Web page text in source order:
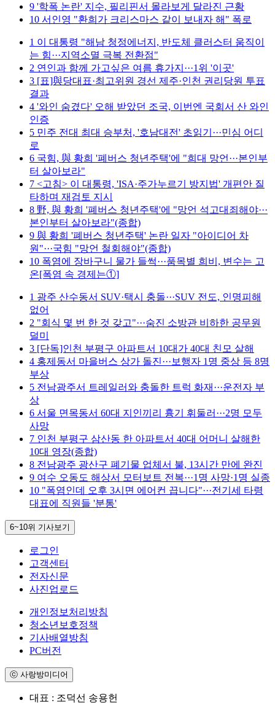
9 '학폭 논란' 지수, 필리핀서 몰라보게 달라진 근황
10 서인영 "환희가 크리스마스 같이 보내자 해" 폭로
1 이 대통령 "해남 청정에너지, 반도체 클러스터 움직이
는 힘···지역소멸 극복 전환점"
2 연인과 함께 가고싶은 여름 휴가지···1위 '이곳'
3 [표]與당대표·최고위원 경선 제주·인천 권리당원 투표
결과
4 '와인 숨겼다' 오해 받았던 조국, 이번엔 국회서 산 와인
인증
5 민주 전대 최대 승부처, '호남대전' 초읽기···민심 어디
로
6 국힘, 與 황희 '폐버스 청년주택'에 "희대 망언···본인부
터 살아보라"
7 <고침> 이 대통령, 'ISA·주가누르기 방지법' 개편안 질
타하며 재검토 지시
8 野, 與 황희 '폐버스 청년주택'에 "망언 석고대죄해야···
본인부터 살아보라"(종합)
9 與 황희 '폐버스 청년주택' 논란 일자 "아이디어 차
원"···국힘 "망언 철회해야"(종합)
10 폭염에 장바구니 물가 들썩···품목별 희비, 변수는 고
온[폭염 속 경제는①]
1 광주 산수동서 SUV·택시 충돌···SUV 전도, 인명피해
없어
2 "회식 몇 번 한 것 갖고"···숨진 소방관 비하한 공무원
덜미
3 [단독]인천 부평구 아파트서 10대가 40대 친모 살해
4 홍제동서 마을버스 상가 돌진···보행자 1명 중상 등 8명
부상
5 전남광주서 트레일러와 충돌한 트럭 화재···운전자 부
상
6 서울 면목동서 60대 지인끼리 흉기 휘둘러···2명 모두
사망
7 인천 부평구 삼산동 한 아파트서 40대 어머니 살해한
10대 영장(종합)
8 전남광주 광산구 폐기물 업체서 불, 13시간 만에 완진
9 여수 오동도 해상서 모터보트 전복···1명 사망·1명 실종
10 "폭염인데 오후 3시면 에어컨 끕니다"···전기세 타령
대표에 직원들 '분통'
6~10위 기사보기
로그인
고객센터
전자신문
사진업로드
개인정보처리방침
청소년보호정책
기사배열방침
PC버전
ⓒ 사랑방미디어
대표 : 조덕선 송용헌